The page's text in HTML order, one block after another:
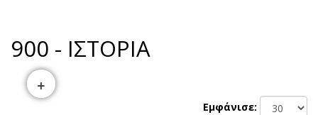
900 - ΙΣΤΟΡΙΑ
Εμφάνισε:
+